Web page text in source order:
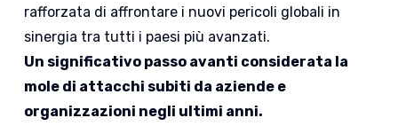
rafforzata di affrontare i nuovi pericoli globali in
sinergia tra tutti i paesi più avanzati.
Un significativo passo avanti considerata la
mole di attacchi subiti da aziende e
organizzazioni negli ultimi anni.